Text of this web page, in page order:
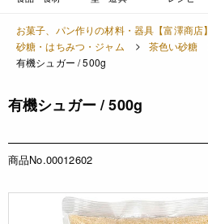
お菓子、パン作りの材料・器具【富澤商店】
砂糖・はちみつ・ジャム
茶色い砂糖
有機シュガー / 500g
有機シュガー / 500g
商品No.00012602